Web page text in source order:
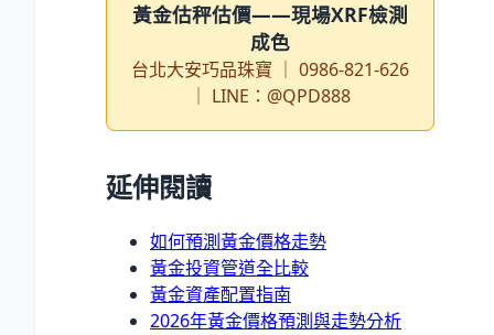
黃金估秤估價——現場XRF檢測
成色
台北大安巧品珠寶 ｜ 0986-821-626
｜ LINE：@QPD888
延伸閱讀
如何預測黃金價格走勢
黃金投資管道全比較
黃金資產配置指南
2026年黃金價格預測與走勢分析